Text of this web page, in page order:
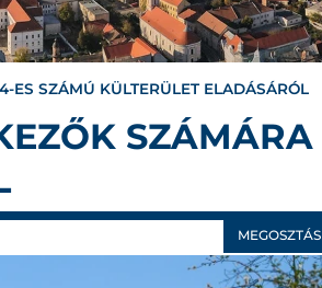
ES SZÁMÚ KÜLTERÜLET ELADÁSÁRÓL
SZÁMÁRA
MEGOSZTÁS